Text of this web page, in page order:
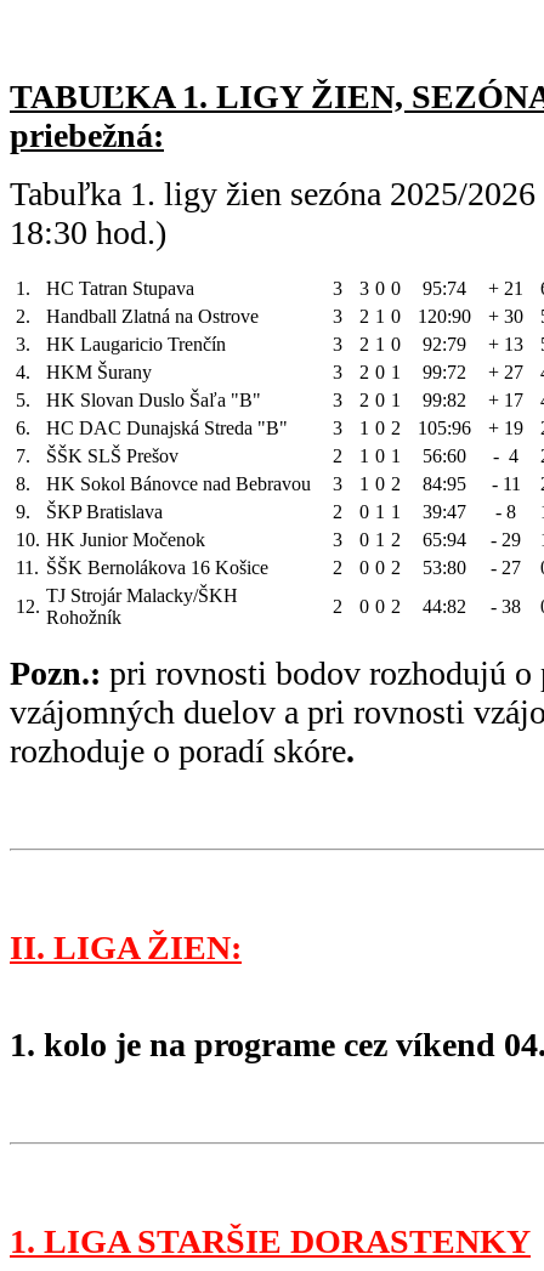
TABUĽKA 1. LIGY ŽIEN,
priebežná:
Tabuľka 1. ligy žien sezóna 2025/
18:30 hod.)
1. HC Tatran Stupava 3 3 0 0 95:74 + 21
2.
Handball Zlatná na Ostrove 3 2 1 0 120:90 + 30
3.
HK Laugaricio Trenčín 3 2 1 0 92:79 + 13
4.
HKM Šurany 3 2 0 1 99:72 + 27
5.
HK Slovan Duslo Šaľa "B" 3 2 0 1 99:82 + 17
6.
HC DAC Dunajská Streda "B" 3 1 0 2 105:96 + 19
7.
ŠŠK SLŠ Prešov 2 1 0 1 56:60 - 4
8.
HK Sokol Bánovce nad Bebravou 3 1 0 2 84:95 - 11
9.
ŠKP Bratislava 2 0 1 1 39:47 - 8
10. HK Junior Močenok 3 0 1 2 65:94 - 29
11. ŠŠK Bernolákova 16 Košice 2 0 0 2 53:80 - 27
12.
TJ Strojár Malacky/ŠKH
Rohožník
2 0 0 2 44:82 - 38
Pozn.: pri rovnosti bodov rozhodujú o
vzájomných duelov a pri rovnosti
rozhoduje o poradí skóre.
II. LIGA ŽIEN:
1. kolo je na programe cez víkend
1. LIGA STARŠIE DORASTENKY